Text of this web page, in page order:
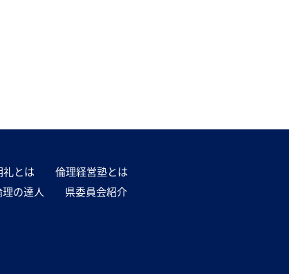
礼とは
倫理経営塾とは
理の達人
県委員会紹介